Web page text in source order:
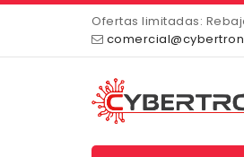
Ofertas limitadas: